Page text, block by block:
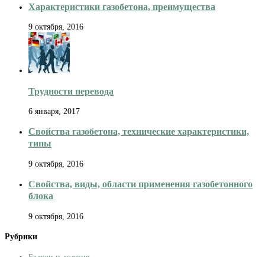
Характеристики газобетона, преимущества
9 октября, 2016
Трудности перевода
6 января, 2017
Свойства газобетона, технические характеристики,
типы
9 октября, 2016
Свойства, виды, области применения газобетонного
блока
9 октября, 2016
Рубрики